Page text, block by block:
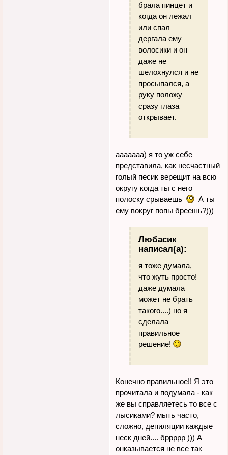
брала пинцет и
когда он лежал
или спал
дергала ему
волосики и он
даже не
шелохнулся и не
просыпался, а
руку положу
сразу глаза
открывает.
ааааааа) я то уж себе
представила, как несчастный
голый песик верещит на всю
округу когда ты с него
полоску срываешь
А ты
ему вокруг попы бреешь?)))
Любасик
написал(а):
я тоже думала,
что жуть просто!
даже думала
может не брать
такого....) но я
сделала
правильное
решение!
Конечно правильное!! Я это
прочитала и подумала - как
же вы справляетесь то все с
лысиками? мыть часто,
сложно, депиляции каждые
неск дней.... бррррр ))) А
онказывается не все так